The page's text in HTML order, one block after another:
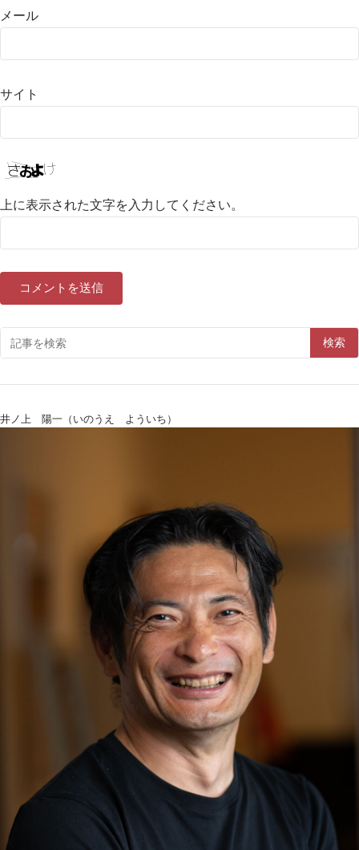
メール
サイト
上に表示された文字を入力してください。
検索
井ノ上 陽一（いのうえ よういち）